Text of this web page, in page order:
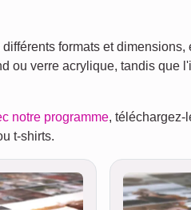
formats et dimensions,
ou verre acrylique, tandis que
notre programme, téléchargez-
t-shirts.